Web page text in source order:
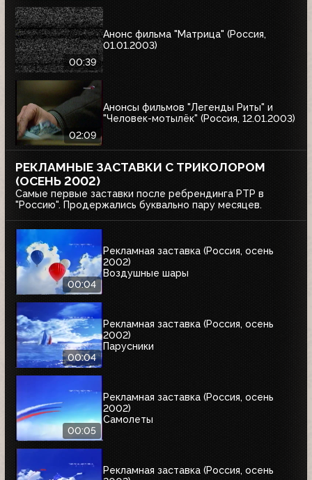
00:39
Анонс фильма "Матрица" (Россия,
01.01.2003)
02:09
Анонсы фильмов "Легенды Риты" и
"Человек-мотылёк" (Россия, 12.01.2003)
РЕКЛАМНЫЕ ЗАСТАВКИ С ТРИКОЛОРОМ
(ОСЕНЬ 2002)
Самые первые заставки после ребрендинга РТР в
"Россию". Продержались буквально пару месяцев.
00:04
Рекламная заставка (Россия, осень
2002)
Воздушные шары
00:04
Рекламная заставка (Россия, осень
2002)
Парусники
00:05
Рекламная заставка (Россия, осень
2002)
Самолеты
Рекламная заставка (Россия, осень